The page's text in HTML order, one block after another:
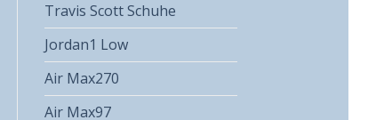
Travis Scott Schuhe
Jordan1 Low
Air Max270
Air Max97